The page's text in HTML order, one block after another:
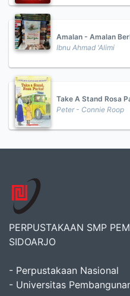
Amalan - Amalan
Ibnu Ahmad 'Alimi
Take A Stand Rosa
Peter - Connie Roop
PERPUSTAKAAN SMP
SIDOARJO
- Perpustakaan Nasional
- Universitas